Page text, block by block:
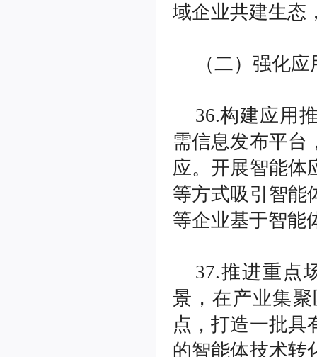
域企业共建生态
（二）强化
36.构建应用
需信息发布平台
应。开展智能体
等方式吸引智能
等企业基于智能
37.推进重点
景，在产业集
点，打造一批具
的智能体技术转